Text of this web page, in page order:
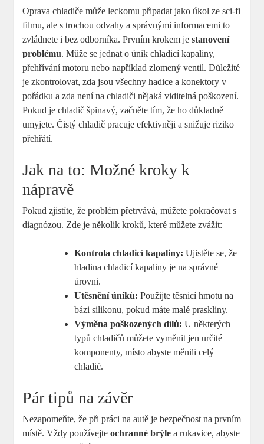
Oprava chladiče může leckomu připadat jako úkol ze sci-fi
filmu, ale s trochou odvahy a správnými informacemi to
zvládnete i bez odborníka. Prvním krokem jestanovení
problému. Může se jednat o únik chladicí kapaliny,
přehřívání motoru nebo například zlomený ventil. Důležité
je zkontrolovat, zda jsou všechny hadice a konektory v
pořádku a zda není na chladiči nějaká viditelná poškození.
Pokud je chladič špinavý, začněte tím, že ho důkladně
umyjete. Čistý chladič pracuje efektivněji a snižuje riziko
přehřátí.
Jak na to: Možné kroky k
nápravě
Pokud zjistíte, že problém přetrvává, můžete pokračovat s
diagnózou. Zde je několik kroků, které můžete zvážit:
Kontrola chladicí kapaliny: Ujistěte se, že
hladina chladicí kapaliny je na správné
úrovni.
Utěsnění úniků: Použijte těsnicí hmotu na
bázi silikonu, pokud máte malé praskliny.
Výměna poškozených dílů: U některých
typů chladičů můžete vyměnit jen určité
komponenty, místo abyste měnili celý
chladič.
Pár tipů na závěr
Nezapomeňte, že při práci na autě je bezpečnost na prvním
místě. Vždy používejteochranné brýle a rukavice, abyste